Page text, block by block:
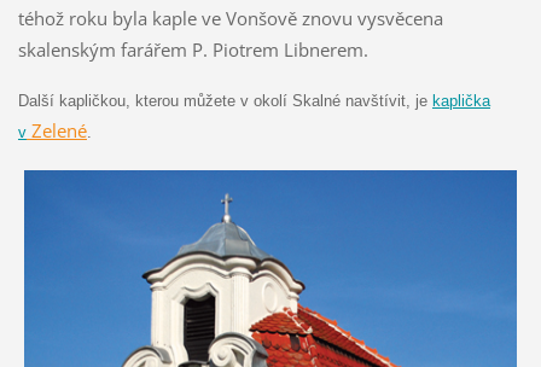
téhož roku byla kaple ve Vonšově znovu vysvěcena
skalenským farářem P. Piotrem Libnerem.
Další kapličkou, kterou můžete v okolí Skalné navštívit, je kaplička
vZelené.